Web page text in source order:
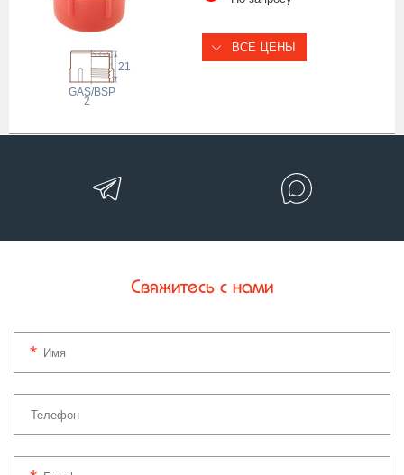
GAS/BSP
2
21
ВСЕ ЦЕНЫ
Свяжитесь с нами